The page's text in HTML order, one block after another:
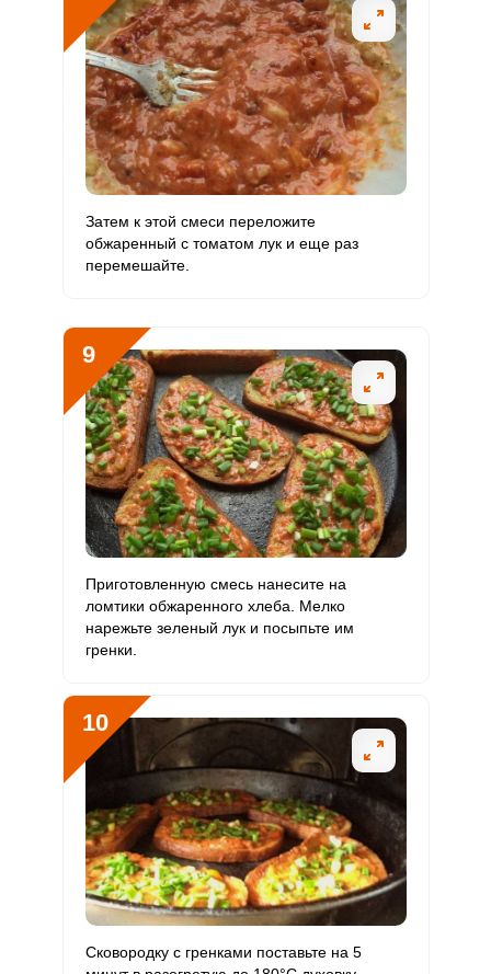
Затем к этой смеси переложите
обжаренный с томатом лук и еще раз
перемешайте.
9
Приготовленную смесь нанесите на
ломтики обжаренного хлеба. Мелко
нарежьте зеленый лук и посыпьте им
гренки.
10
Сковородку с гренками поставьте на 5